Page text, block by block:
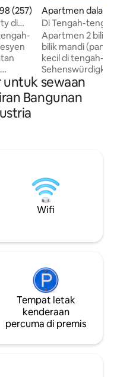
purata 4.98 daripada
(257)
di
ke
•
TV
Apartmen dalam
Di Tengah-
Wiens
Apartmen 2 bilik
bilik mandi
kecil di tengah-
sind zu Fuß in ein
erreichbar. Apt mewah 538 kaki persegi
(50 m²), terletak
bilik mandi
mesin basuh, TV
pendingin hawa.
sewaan
Bangunan
Wifi
Tempat letak
kenderaan
percuma di premis